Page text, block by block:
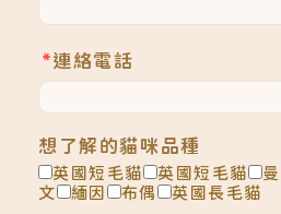
*連絡電話
想了解的貓咪品種
英國短毛貓 英國短毛貓
文
緬因 布偶 英國長毛貓